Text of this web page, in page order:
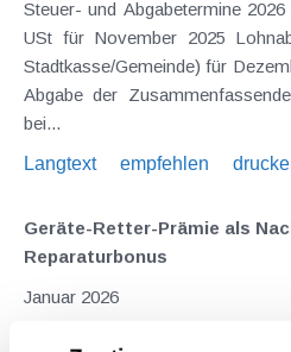
Steuer- und Abgabetermine 2026 nach
USt für November 2025
Stadtkasse/Gemeinde) für Dezember 2025 Ab
Abgabe der
bei...
Langtext
empfehlen
Geräte-Retter-Prämie als
Reparaturbonus
Januar 2026